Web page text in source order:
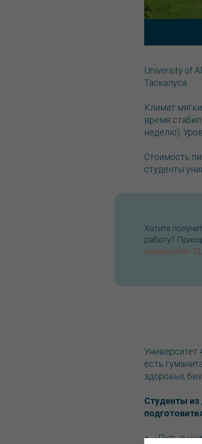
University of
Таскалуса.
Климат
время
неделю).
Стоимость
студенты
Хотите
работу?
университет
Университет
есть
здоровья,
Студенты из
«Путь в